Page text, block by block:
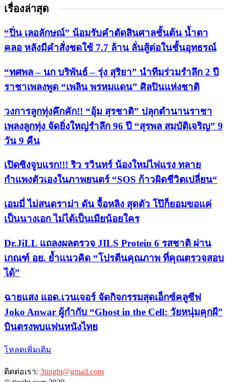
เรื่องล่าสุด
“ปิ่น เลอลักษณ์” น้อมรับคำตัดสินศาลชั้นต้น น้ำตา
คลอ หลังมีคำสั่งชดใช้ 7.7 ล้าน ลั่นสู้ต่อในชั้นอุทธรณ์
“ทศพล – นก บริพันธ์ – รุ่ง สุริยา” นำทีมร่วมรำลึก 2 ปี
ราชาเพลงพูด “เพลิน พรหมแดน” ศิลปินแห่งชาติ
วงการลูกทุ่งคึกคัก!! “อุ้ม สุรชาติ” ปลุกตำนานราชา
เพลงลูกทุ่ง จัดยิ่งใหญ่รำลึก 96 ปี “สุรพล สมบัติเจริญ” 9
วัน 9 คืน
เปิดซิงจูบแรก!!! ริว รวินทร์ น้องใหม่ไฟแรง ทลาย
กำแพงตัวเองในภาพยนตร์ “SOS ก้าวผิดชีวิตเปลี่ยน“
เอมมี่ ไม่สนดราม่า ดัน จื้อหลิง สุดตัว โป๊ก็ยอมขอแค่
เป็นนางเอก ไม่ได้เป็นเมียน้อยใคร
Dr.JiLL แถลงผลตรวจ JILS Protein 6 รสชาติ ผ่าน
เกณฑ์ อย. ย้ำแนวคิด “โปรตีนคุณภาพ ที่คุณตรวจสอบ
ได้”
ฉายแสง แอด.เวนเจอร์ จัดกิจกรรมสุดเอ็กซ์คลูซีฟ
Joko Anwar ผู้กำกับ “Ghost in the Cell: วัยหนุ่มคุกผี”
บินตรงพบแฟนหนังไทย
โหลดเพิ่มเติม
ติดต่อเรา: 3tingbt@gmail.com